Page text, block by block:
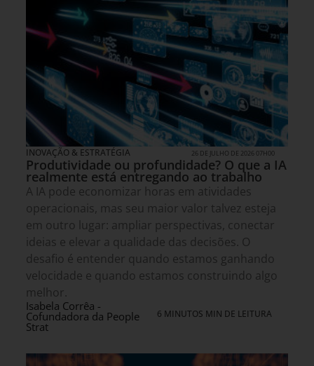
INOVAÇÃO & ESTRATÉGIA 26 DE JULHO DE 2026 07H00
Produtividade ou profundidade? O que a IA
realmente está entregando ao trabalho
A IA pode economizar horas em atividades
operacionais, mas seu maior valor talvez esteja
em outro lugar: ampliar perspectivas, conectar
ideias e elevar a qualidade das decisões. O
desafio é entender quando estamos ganhando
velocidade e quando estamos construindo algo
melhor.
Isabela Corrêa -
Cofundadora da People
Strat
6 MINUTOS MIN DE LEITURA